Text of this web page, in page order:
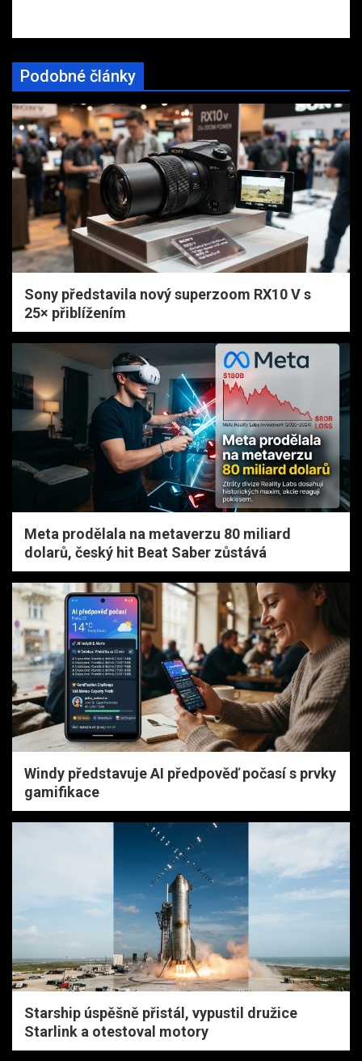
Podobné články
Sony představila nový superzoom RX10 V s
25× přiblížením
Meta prodělala na metaverzu 80 miliard
dolarů, český hit Beat Saber zůstává
Windy představuje AI předpověď počasí s prvky
gamifikace
Starship úspěšně přistál, vypustil družice
Starlink a otestoval motory